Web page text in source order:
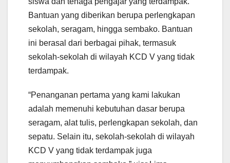
Bantuan yang diberikan berupa perlengkapan
sekolah, seragam, hingga sembako. Bantuan
ini berasal dari berbagai pihak, termasuk
sekolah-sekolah di wilayah KCD V yang tidak
terdampak.
“Penanganan pertama yang kami lakukan
adalah memenuhi kebutuhan dasar berupa
seragam, alat tulis, perlengkapan sekolah, dan
sepatu. Selain itu, sekolah-sekolah di wilayah
KCD V yang tidak terdampak juga